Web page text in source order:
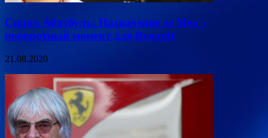
Сирил Абитбуль: Назначение де Мео –
поворотный момент для Renault
21.08.2020